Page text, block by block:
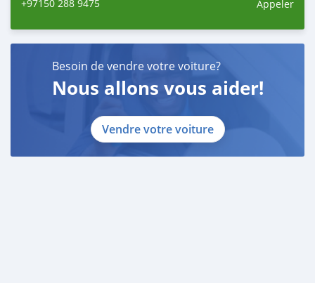
+97150 288 9475 Appeler
Besoin de vendre votre voiture?
Nous allons vous aider!
Vendre votre voiture